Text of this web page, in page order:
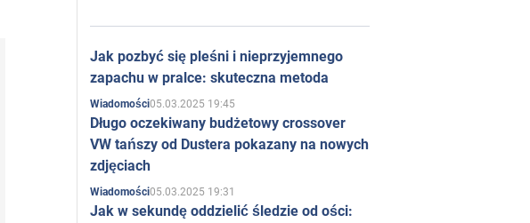
Jak pozbyć się pleśni i nieprzyjemnego
zapachu w pralce: skuteczna metoda
Wiadomości05.03.2025 19:45
Długo oczekiwany budżetowy crossover
VW tańszy od Dustera pokazany na nowych
zdjęciach
Wiadomości05.03.2025 19:31
Jak w sekundę oddzielić śledzie od ości: